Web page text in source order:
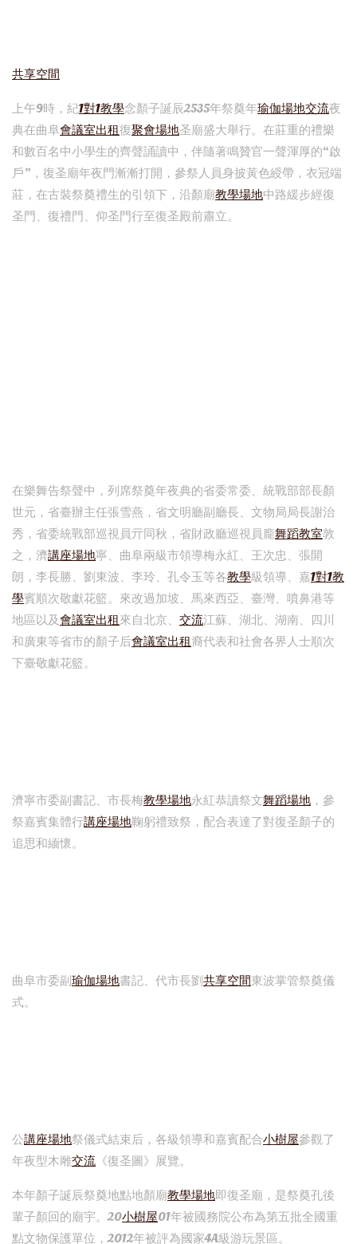
共享空間
上午9時，紀1對1教學念顏子誕辰2535年祭奠年瑜伽場地交流夜
典在曲阜會議室出租復聚會場地圣廟盛大舉行。在莊重的禮樂
和數百名中小學生的齊聲誦讀中，伴隨著鳴贊官一聲渾厚的“啟
戶”，復圣廟年夜門漸漸打開，參祭人員身披黃色綬帶，衣冠端
莊，在古裝祭奠禮生的引領下，沿顏廟教學場地中路緩步經復
圣門、復禮門、仰圣門行至復圣殿前肅立。
在樂舞告祭聲中，列席祭奠年夜典的省委常委、統戰部部長顏
世元，省臺辦主任張雪燕，省文明廳副廳長、文物局局長謝治
秀，省委統戰部巡視員亓同秋，省財政廳巡視員龐舞蹈教室敦
之，濟講座場地寧、曲阜兩級市領導梅永紅、王次忠、張開
朗，李長勝、劉東波、李玲、孔令玉等各教學級領導、嘉1對1教
學賓順次敬獻花籃。來改過加坡、馬來西亞、臺灣、噴鼻港等
地區以及會議室出租來自北京、 交流江蘇、湖北、湖南、四川
和廣東等省市的顏子后會議室出租裔代表和社會各界人士順次
下臺敬獻花籃。
濟寧市委副書記、市長梅教學場地永紅恭讀祭文舞蹈場地 ，參
祭嘉賓集體行講座場地鞠躬禮致祭，配合表達了對復圣顏子的
追思和緬懷。
曲阜市委副瑜伽場地書記、代市長劉共享空間東波掌管祭奠儀
式。
公講座場地祭儀式結束后，各級領導和嘉賓配合小樹屋參觀了
年夜型木雕交流 《復圣圖》展覽。
本年顏子誕辰祭奠地點地顏廟教學場地即復圣廟，是祭奠孔後
輩子顏回的廟宇。20小樹屋01年被國務院公布為第五批全國重
點文物保護單位，2012年被評為國家4A級游玩景區。